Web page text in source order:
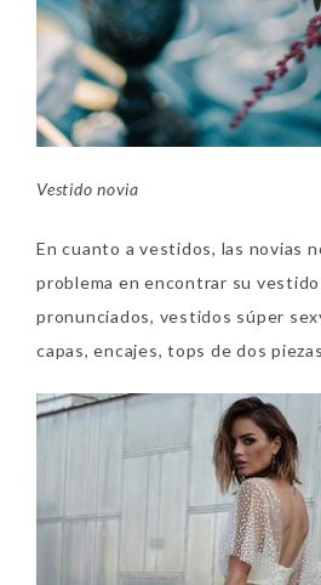
Vestido novia
En cuanto a vestidos, las novias
problema en encontrar su
pronunciados, vestidos súper
capas, encajes, tops de dos